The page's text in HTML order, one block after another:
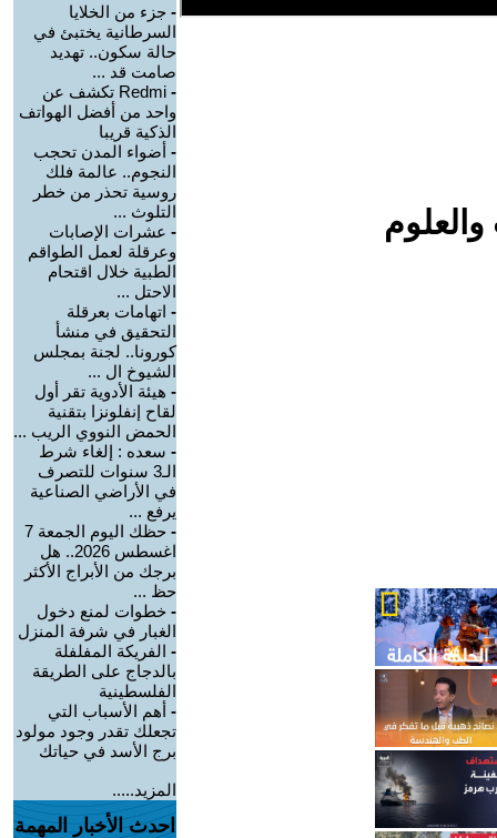
- جزء من الخلايا
السرطانية يختبئ في
حالة سكون.. تهديد
صامت قد ...
-
Redmi تكشف عن
واحد من أفضل الهواتف
الذكية قريبا
- أضواء المدن تحجب
النجوم.. عالمة فلك
روسية تحذر من خطر
التلوث ...
- عشرات الإصابات
وعرقلة لعمل الطواقم
الطبية خلال اقتحام
الاحتل ...
- اتهامات بعرقلة
التحقيق في منشأ
كورونا.. لجنة بمجلس
الشيوخ ال ...
- هيئة الأدوية تقر أول
لقاح إنفلونزا بتقنية
الحمض النووي الريب ...
- سعده : إلغاء شرط
الـ3 سنوات للتصرف
في الأراضي الصناعية
يرفع ...
-
حظك اليوم الجمعة 7
اغسطس 2026.. هل
برجك من الأبراج الأكثر
حظ ...
- خطوات لمنع دخول
الغبار في شرفة المنزل
- الفريكة المفلفلة
بالدجاج على الطريقة
الفلسطينية
- أهم الأسباب التي
تجعلك تقدر وجود مولود
برج الأسد في حياتك
المزيد.....
احدث الأخبار المهمة